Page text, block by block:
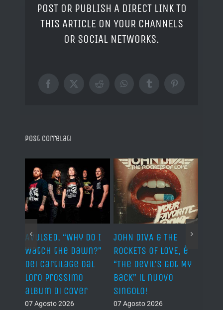
POST OR PUBLISH A DIRECT LINK TO
THIS ARTICLE ON YOUR CHANNELS
OR SOCIAL NETWORKS.
Facebook
X RedditWhatsAppTumblrPinterest
Post correlati
AVULSED, “Why Do I
Watch the Dawn?”
dei Cartilage dal
loro prossimo
album di cover
07 Agosto 2026
JOHN DIVA & THE
ROCKETS OF LOVE, è
“The Devil’s Got My
Back” il nuovo
singolo!
07 Agosto 2026